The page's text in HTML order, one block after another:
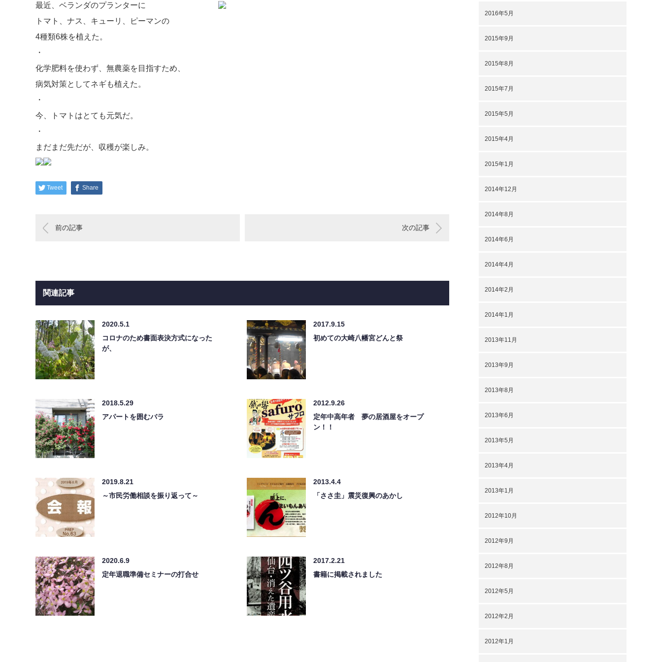
最近、ベランダのプランターに
トマト、ナス、キューリ、ピーマンの
4種類6株を植えた。
・
化学肥料を使わず、無農薬を目指すため、
病気対策としてネギも植えた。
・
今、トマトはとても元気だ。
・
まだまだ先だが、収穫が楽しみ。
Tweet Share
前の記事 次の記事
関連記事
2020.5.1
コロナのため書面表決方式になった
が、
2017.9.15
初めての大崎八幡宮どんと祭
2018.5.29
アパートを囲むバラ
2012.9.26
定年中高年者 夢の居酒屋をオープ
ン！！
2019.8.21
～市民労働相談を振り返って～
2013.4.4
「ささ圭」震災復興のあかし
2020.6.9
定年退職準備セミナーの打合せ
2017.2.21
書籍に掲載されました
2016年5月
2015年9月
2015年8月
2015年7月
2015年5月
2015年4月
2015年1月
2014年12月
2014年8月
2014年6月
2014年4月
2014年2月
2014年1月
2013年11月
2013年9月
2013年8月
2013年6月
2013年5月
2013年4月
2013年1月
2012年10月
2012年9月
2012年8月
2012年5月
2012年2月
2012年1月